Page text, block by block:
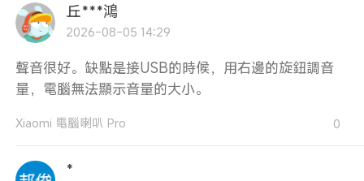
丘***鴻
2026-08-05 14:29
聲音很好。缺點是接USB的時候，用右邊的旋鈕調音
量，電腦無法顯示音量的大小。
Xiaomi 電腦喇叭 Pro 0
*